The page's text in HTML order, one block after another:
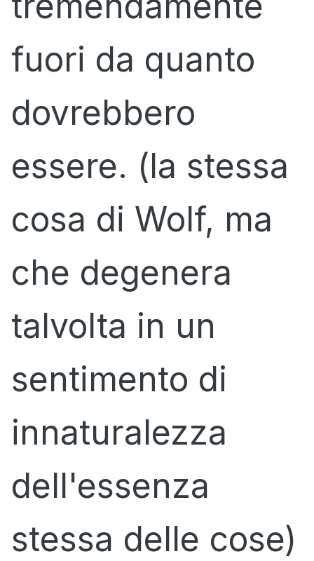
fuori da quanto
dovrebbero
essere. (la stessa
cosa di Wolf, ma
che degenera
talvolta in un
sentimento di
innaturalezza
dell'essenza
stessa delle cose)